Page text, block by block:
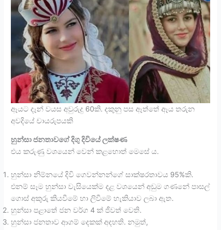
ඈයට දෑන් වයස අවුරුදු 60කි. දකුනු පස ඈත්තේ ඈය තරුන
අවදියේ චායරුපයකි
හුන්සා ජනතාවගේ දිගු දිවියේ ලක්ෂණ
එය කරුණු වශයෙන් වෙන් කළහොත් මෙසේ ය.
හුන්සා නිම්නයේ දිවි ගෙවන්නන්ගේ සාක්ෂරතාවය 95%කි.
එනම් සෑම හුන්සා වැසියෙක්ම දළ වශයෙන් අඩුම ගණනේ පාසල්
ගොස් අකුරු කියවීමේ හා ලිවීමේ හැකියාව ලබා ඇත.
හුන්සා පළාතේ ජන වර්ග 4 ක් ජීවත් වෙති.
හුන්සා ජනතාව ආගම් දෙකක් අදහති. නමුත්,